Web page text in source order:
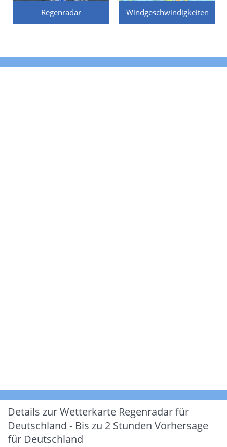
Regenradar Windgeschwindigkeiten
Details zur Wetterkarte Regenradar für
Deutschland - Bis zu 2 Stunden Vorhersage
für Deutschland